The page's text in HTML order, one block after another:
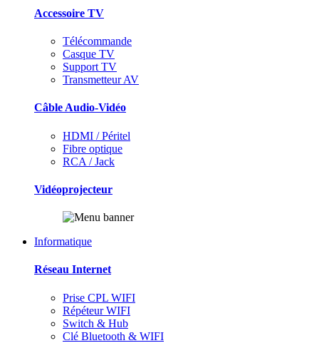
Accessoire TV
Télécommande
Casque TV
Support TV
Transmetteur AV
Câble Audio-Vidéo
HDMI / Péritel
Fibre optique
RCA / Jack
Vidéoprojecteur
Informatique
Réseau Internet
Prise CPL WIFI
Répéteur WIFI
Switch & Hub
Clé Bluetooth & WIFI